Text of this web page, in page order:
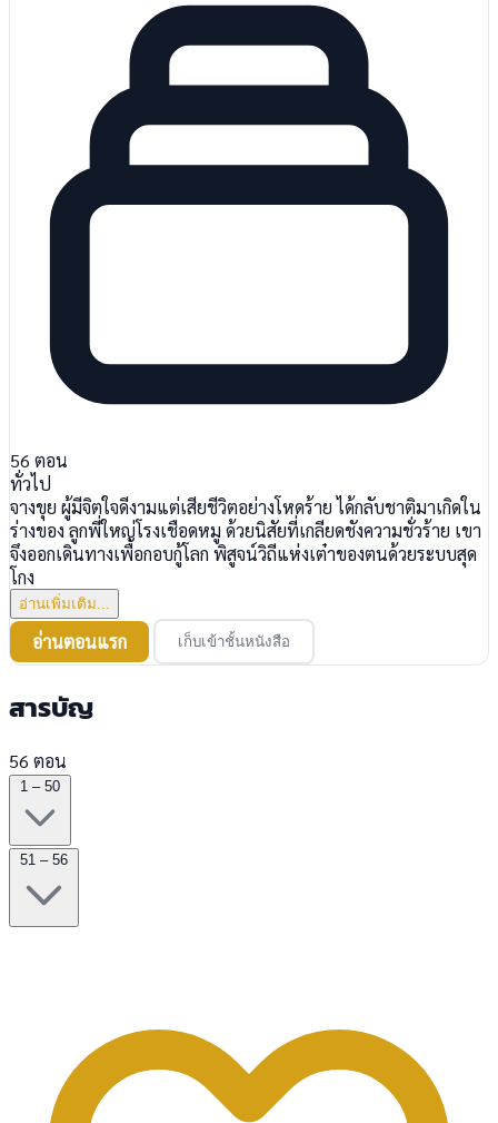
56 ตอน
ทั่วไป
จางขุย ผู้มีจิตใจดีงามแต่เสียชีวิตอย่างโหดร้าย ได้กลับชาติมาเกิดใน
ร่างของ ลูกพี่ใหญ่โรงเชือดหมู ด้วยนิสัยที่เกลียดชังความชั่วร้าย เขา
จึงออกเดินทางเพื่อกอบกู้โลก พิสูจน์วิถีแห่งเต๋าของตนด้วยระบบสุด
โกง
อ่านเพิ่มเติม...
อ่านตอนแรก เก็บเข้าชั้นหนังสือ
สารบัญ
56 ตอน
1 – 50
51 – 56